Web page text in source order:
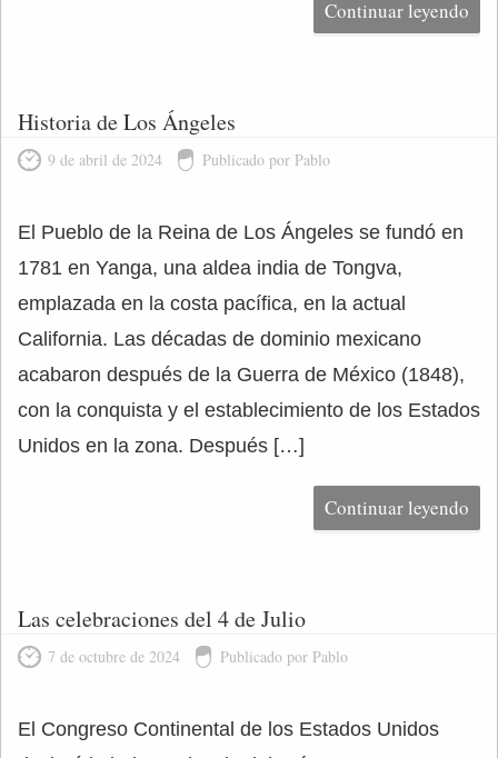
Continuar leyendo
Historia de Los Ángeles
9 de abril de 2024 Publicado por Pablo
El Pueblo de la Reina de Los Ángeles se fundó en
1781 en Yanga, una aldea india de Tongva,
emplazada en la costa pacífica, en la actual
California. Las décadas de dominio mexicano
acabaron después de la Guerra de México (1848),
con la conquista y el establecimiento de los Estados
Unidos en la zona. Después […]
Continuar leyendo
Las celebraciones del 4 de Julio
7 de octubre de 2024 Publicado por Pablo
El Congreso Continental de los Estados Unidos